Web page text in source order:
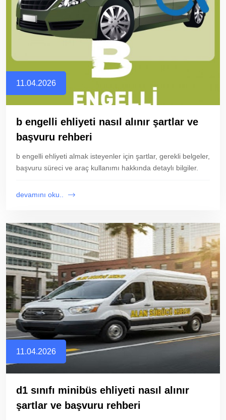
11.04.2026
b engelli ehliyeti nasıl alınır şartlar ve
başvuru rehberi
b engelli ehliyeti almak isteyenler için şartlar, gerekli belgeler,
başvuru süreci ve araç kullanımı hakkında detaylı bilgiler.
devamını oku..
11.04.2026
d1 sınıfı minibüs ehliyeti nasıl alınır
şartlar ve başvuru rehberi